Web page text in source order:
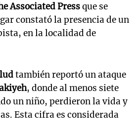
Associated Pressque se
constató la presencia de un
en la localidad de
también reportó un ataque
, donde al menos siete
un niño, perdieron la vida y
Esta cifra es considerada